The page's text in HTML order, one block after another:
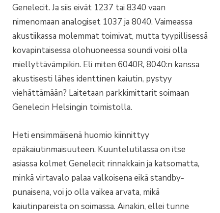
Genelecit. Ja siis eivät 1237 tai 8340 vaan
nimenomaan analogiset 1037 ja 8040. Vaimeassa
akustiikassa molemmat toimivat, mutta tyypillisessä
kovapintaisessa olohuoneessa soundi voisi olla
miellyttävämpikin. Eli miten 6040R, 8040:n kanssa
akustisesti lähes identtinen kaiutin, pystyy
viehättämään? Laitetaan parkkimittarit soimaan
Genelecin Helsingin toimistolla.
Heti ensimmäisenä huomio kiinnittyy
epäkaiutinmaisuuteen. Kuuntelutilassa on itse
asiassa kolmet Genelecit rinnakkain ja katsomatta,
minkä virtavalo palaa valkoisena eikä standby-
punaisena, voi jo olla vaikea arvata, mikä
kaiutinpareista on soimassa. Ainakin, ellei tunne